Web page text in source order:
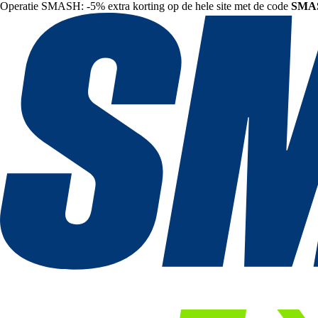
Operatie SMASH: -5% extra korting op de hele site met de code